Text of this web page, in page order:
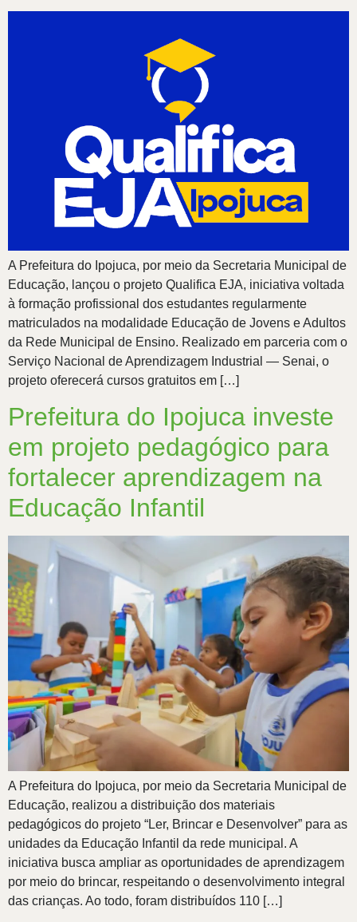
A Prefeitura do Ipojuca, por meio da Secretaria Municipal de
Educação, lançou o projeto Qualifica EJA, iniciativa voltada
à formação profissional dos estudantes regularmente
matriculados na modalidade Educação de Jovens e Adultos
da Rede Municipal de Ensino. Realizado em parceria com o
Serviço Nacional de Aprendizagem Industrial — Senai, o
projeto oferecerá cursos gratuitos em […]
Prefeitura do Ipojuca investe
em projeto pedagógico para
fortalecer aprendizagem na
Educação Infantil
A Prefeitura do Ipojuca, por meio da Secretaria Municipal de
Educação, realizou a distribuição dos materiais
pedagógicos do projeto “Ler, Brincar e Desenvolver” para as
unidades da Educação Infantil da rede municipal. A
iniciativa busca ampliar as oportunidades de aprendizagem
por meio do brincar, respeitando o desenvolvimento integral
das crianças. Ao todo, foram distribuídos 110 […]